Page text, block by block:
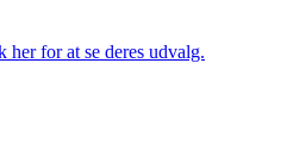
for at se deres udvalg.